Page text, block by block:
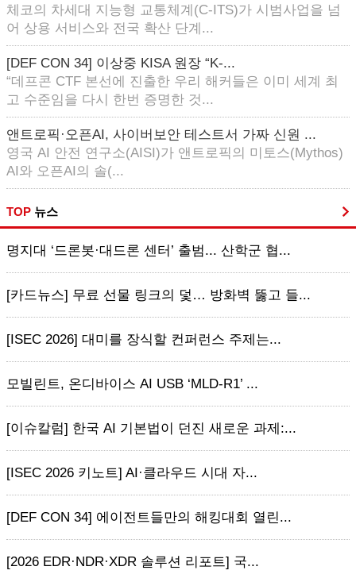
체코의 차세대 지능형 교통체계(C-ITS)가 시범사업을 넘
어 상용 서비스와 전국 확산 단계...
[DEF CON 34] 이상중 KISA 원장 “K-...
“데프콘 CTF 본선에 진출한 우리 해커들은 이미 세계 최
고 수준임을 다시 한번 증명한 것...
앤트로픽·오픈AI, 사이버보안 테스트서 가짜 신원 ...
영국 AI 안전 연구소(AISI)가 앤트로픽의 미토스(Mythos)
AI와 오픈AI의 솔(...
TOP 뉴스
명지대 ‘드론봇·대드론 센터’ 출범... 산학군 협...
[카드뉴스] 무료 선물 링크의 덫… 방화벽 뚫고 들...
[ISEC 2026] 대미를 장식할 컨퍼런스 주제는...
모빌린트, 온디바이스 AI USB ‘MLD-R1’ ...
[이슈칼럼] 한국 AI 기본법이 던진 새로운 과제:...
[ISEC 2026 키노트] AI·클라우드 시대 자...
[DEF CON 34] 에이전트들만의 해킹대회 열린...
[2026 EDR·NDR·XDR 솔루션 리포트] 국...